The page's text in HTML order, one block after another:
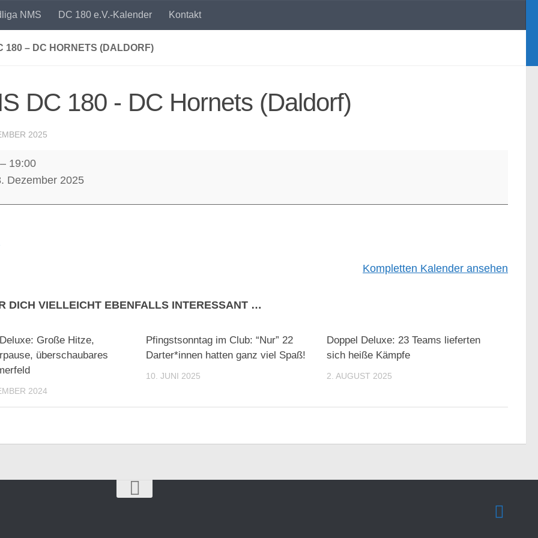
NMS DC 180 e.V.-Kalender Kontakt
180 – DC HORNETS (DALDORF)
DC 180 - DC Hornets (Daldorf)
2025
– 19:00
Dezember 2025
Kompletten Kalender ansehen
DICH VIELLEICHT EBENFALLS INTERESSANT …
Große Hitze,
überschaubares
2024
Pfingstsonntag im Club: “Nur” 22
Darter*innen hatten ganz viel Spaß!
10. JUNI 2025
Doppel Deluxe: 23 Teams lieferten
sich heiße Kämpfe
2. AUGUST 2025